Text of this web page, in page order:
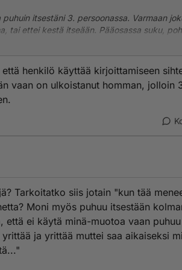
itsestäni 3. persoonassa. Varmaan
tai ettei kestä itseään. Pääosassa suku,
sivuosassa. Tähän tyyliin, että kun se
henkilö käyttää kirjoittamiseen
vaan on ulkoistanut homman, jolloin
Tarkoitatko siis jotain "kun tää
Moni myös puhuu itsestään
että ei käytä minä-muotoa vaan
ja yrittää muttei saa aikaiseksi